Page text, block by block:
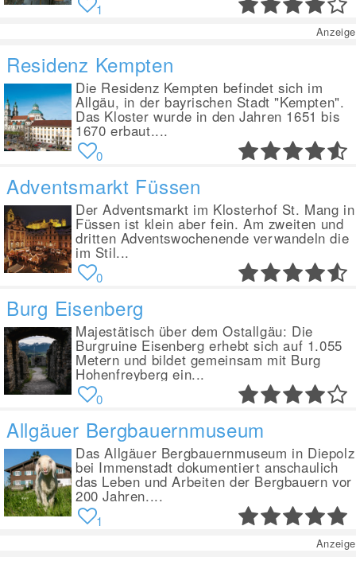
1
Anzeige
Residenz Kempten
Die Residenz Kempten befindet sich im
Allgäu, in der bayrischen Stadt "Kempten".
Das Kloster wurde in den Jahren 1651 bis
1670 erbaut....
0
Adventsmarkt Füssen
Der Adventsmarkt im Klosterhof St. Mang in
Füssen ist klein aber fein. Am zweiten und
dritten Adventswochenende verwandeln die
im Stil...
0
Burg Eisenberg
Majestätisch über dem Ostallgäu: Die
Burgruine Eisenberg erhebt sich auf 1.055
Metern und bildet gemeinsam mit Burg
Hohenfreyberg ein...
0
Allgäuer Bergbauernmuseum
Das Allgäuer Bergbauernmuseum in Diepolz
bei Immenstadt dokumentiert anschaulich
das Leben und Arbeiten der Bergbauern vor
200 Jahren....
1
Anzeige